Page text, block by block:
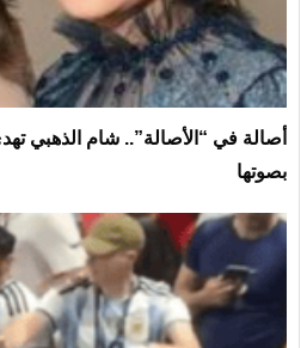
أصالة في “الأصالة”.. شام الذهبي
بصوتها